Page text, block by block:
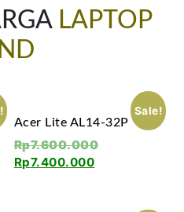
LAPTOP
Sale!
Acer Lite AL14-32P
Rp7.600.000
Rp7.400.000